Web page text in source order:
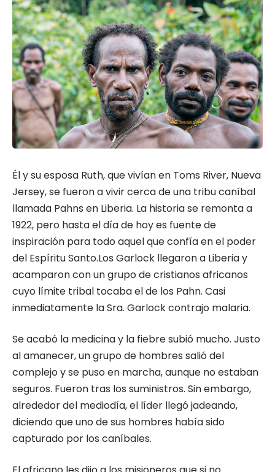
Él y su esposa Ruth, que vivían en Toms River, Nueva
Jersey, se fueron a vivir cerca de una tribu caníbal
llamada Pahns en Liberia. La historia se remonta a
1922, pero hasta el día de hoy es fuente de
inspiración para todo aquel que confía en el poder
del Espíritu Santo.Los Garlock llegaron a Liberia y
acamparon con un grupo de cristianos africanos
cuyo límite tribal tocaba el de los Pahn. Casi
inmediatamente la Sra. Garlock contrajo malaria.
Se acabó la medicina y la fiebre subió mucho. Justo
al amanecer, un grupo de hombres salió del
complejo y se puso en marcha, aunque no estaban
seguros. Fueron tras los suministros. Sin embargo,
alrededor del mediodía, el líder llegó jadeando,
diciendo que uno de sus hombres había sido
capturado por los caníbales.